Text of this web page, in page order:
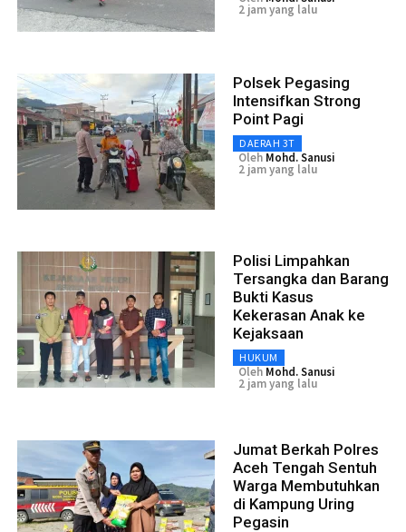
2 jam yang lalu
Polsek Pegasing
Intensifkan Strong
Point Pagi
DAERAH 3T
Oleh Mohd. Sanusi
2 jam yang lalu
Polisi Limpahkan
Tersangka dan Barang
Bukti Kasus
Kekerasan Anak ke
Kejaksaan
HUKUM
Oleh Mohd. Sanusi
2 jam yang lalu
Jumat Berkah Polres
Aceh Tengah Sentuh
Warga Membutuhkan
di Kampung Uring
Pegasin